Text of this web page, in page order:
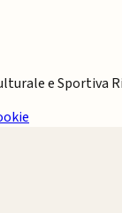
e Sportiva